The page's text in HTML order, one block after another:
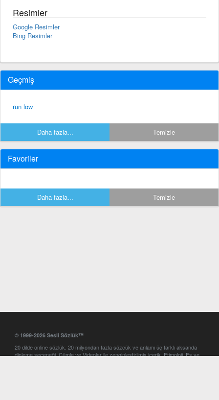
Resimler
Google Resimler
Bing Resimler
Geçmiş
run low
Daha fazla... Temizle
Favoriler
Daha fazla... Temizle
© 1999-2026 Sesli Sözlük™
20 dilde online sözlük. 20 milyondan fazla sözcük ve anlamı üç farklı aksanda
dinleme seçeneği. Cümle ve Videolar ile zenginleştirilmiş içerik. Etimoloji, Eş ve